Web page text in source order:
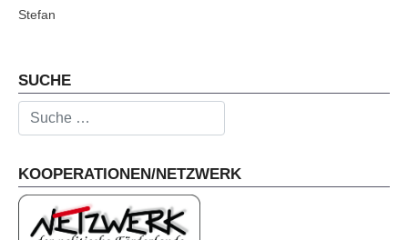
Stefan
SUCHE
Suchen
KOOPERATIONEN/NETZWERK